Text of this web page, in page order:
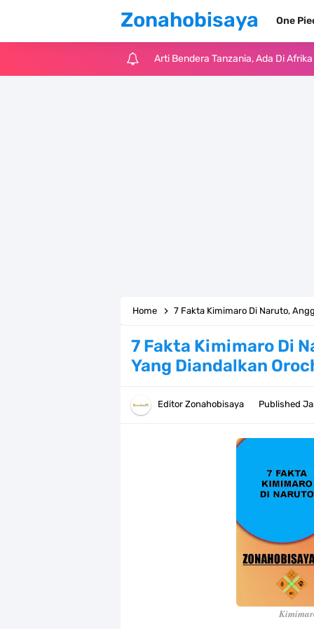
Zonahobisaya One
Arti Bendera Tanzania, Ada Di
Resep Pesmol Ikan Mas, Makanan
7 Fakta Elbaph One Piece, Menjadi
7 Fakta Ivankov One Piece, Orang
7 Klub Pertama Yang Menjuarai
Arti Bendera Palau, Negara
Cara Membuat Linktree Instagram,
Home 7 Fakta Kimimaro Di Naruto,
7 Fakta Kimimaro Di
Yang Diandalkan
Editor Zonahobisaya Published